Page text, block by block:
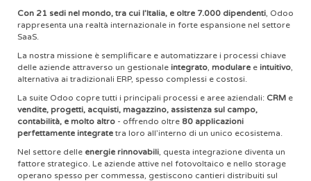
Con 21 sedi nel mondo, tra cui l’Italia, e oltre 7.000 dipendenti, Odoo
rappresenta una realtà internazionale in forte espansione nel settore
SaaS.
La nostra missione è semplificare e automatizzare i processi chiave
delle aziende attraverso un gestionale integrato, modulare e intuitivo,
alternativa ai tradizionali ERP, spesso complessi e costosi.
La suite Odoo copre tutti i principali processi e aree aziendali: CRM e
vendite, progetti, acquisti, magazzino, assistenza sul campo,
contabilità, e molto altro - offrendo oltre 80 applicazioni
perfettamente integrate tra loro all’interno di un unico ecosistema.
Nel settore delle energie rinnovabili, questa integrazione diventa un
fattore strategico. Le aziende attive nel fotovoltaico e nello storage
operano spesso per commessa, gestiscono cantieri distribuiti sul